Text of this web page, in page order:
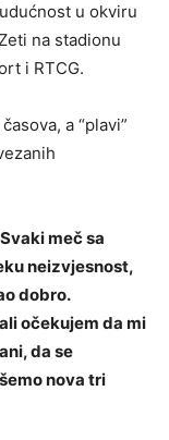
u okviru
na stadionu
i RTCG.
a “plavi”
meč sa
neizvjesnost,
dobro.
očekujem da mi
da se
nova tri